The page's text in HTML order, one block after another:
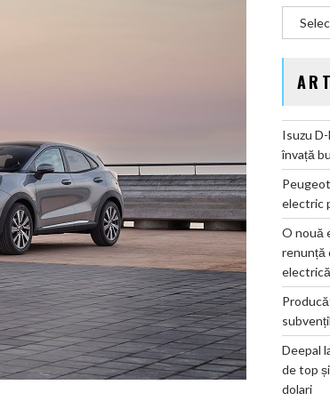
Isuzu
învață
electric
O nouă
renunță
electrică
Deepal
de top
dolari